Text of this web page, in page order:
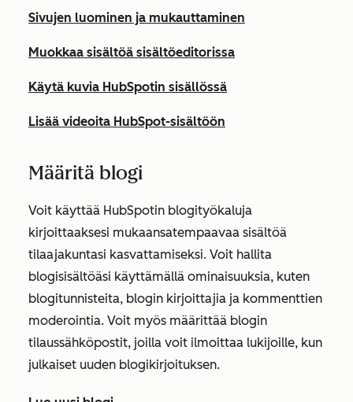
Sivujen luominen ja mukauttaminen
Muokkaa sisältöä sisältöeditorissa
Käytä kuvia HubSpotin sisällössä
Lisää videoita HubSpot-sisältöön
Määritä blogi
Voit käyttää HubSpotin blogityökaluja
kirjoittaaksesi mukaansatempaavaa sisältöä
tilaajakuntasi kasvattamiseksi. Voit hallita
blogisisältöäsi käyttämällä ominaisuuksia, kuten
blogitunnisteita, blogin kirjoittajia ja kommenttien
moderointia. Voit myös määrittää blogin
tilaussähköpostit, joilla voit ilmoittaa lukijoille, kun
julkaiset uuden blogikirjoituksen.